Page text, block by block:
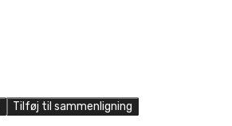
Tilføj til sammenligning